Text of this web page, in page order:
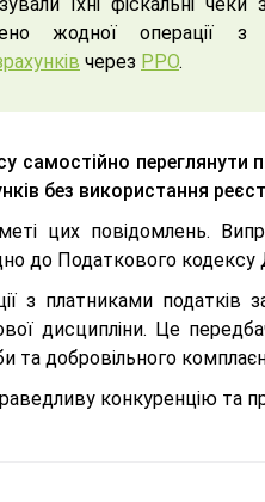
жодної
через РРО.
самостійно переглянути
без використання
цих повідомлень.
до Податкового
з платниками
дисципліни. Це
та добровільного
конкуренцію та